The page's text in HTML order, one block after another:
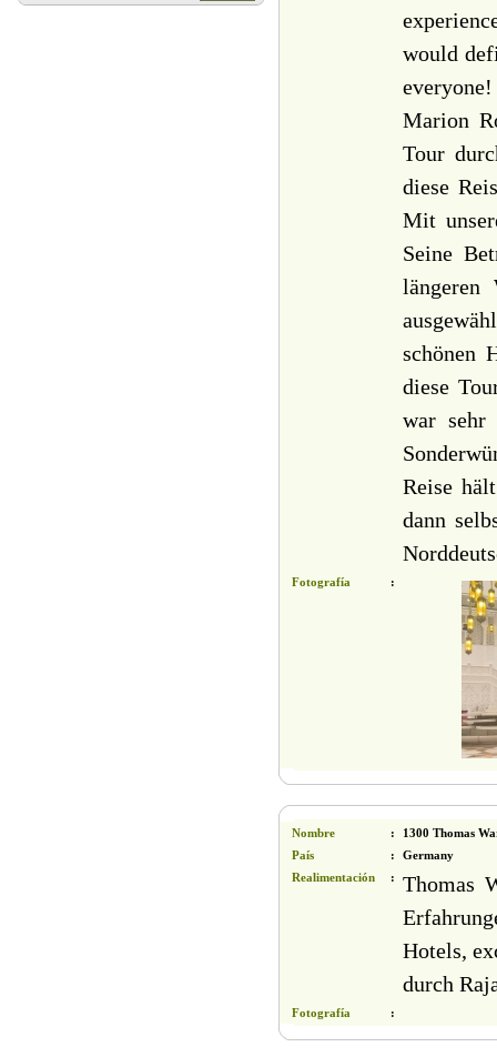
would
Marion
Tour
diese
Mit
Seine
schönen
diese
war sehr
Reise
dann
Fotografía :
Nombre :
1300 Thomas
País
:
Germany
Realimentación
:
Thomas
Hotels,
durch
Fotografía :